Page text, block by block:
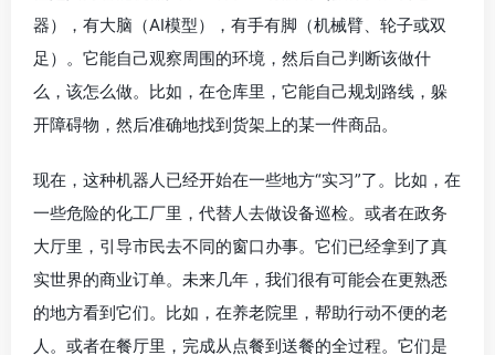
器），有大脑（AI模型），有手有脚（机械臂、轮子或双
足）。它能自己观察周围的环境，然后自己判断该做什
么，该怎么做。比如，在仓库里，它能自己规划路线，躲
开障碍物，然后准确地找到货架上的某一件商品。
现在，这种机器人已经开始在一些地方“实习”了。比如，在
一些危险的化工厂里，代替人去做设备巡检。或者在政务
大厅里，引导市民去不同的窗口办事。它们已经拿到了真
实世界的商业订单。未来几年，我们很有可能会在更熟悉
的地方看到它们。比如，在养老院里，帮助行动不便的老
人。或者在餐厅里，完成从点餐到送餐的全过程。它们是